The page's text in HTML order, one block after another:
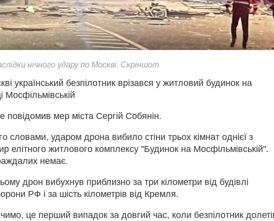
нічного удару по Москві. Скріншот
український безпілотник врізався у житловий будинок на
Мосфільмівській
повідомив мер міста Сергій Собянін.
словами, ударом дрона вибило стіни трьох кімнат однієї з
елітного житлового комплексу "Будинок на Мосфільмівській".
немає.
дрон вибухнув приблизно за три кілометри від будівлі
РФ і за шість кілометрів від Кремля.
це перший випадок за довгий час, коли безпілотник